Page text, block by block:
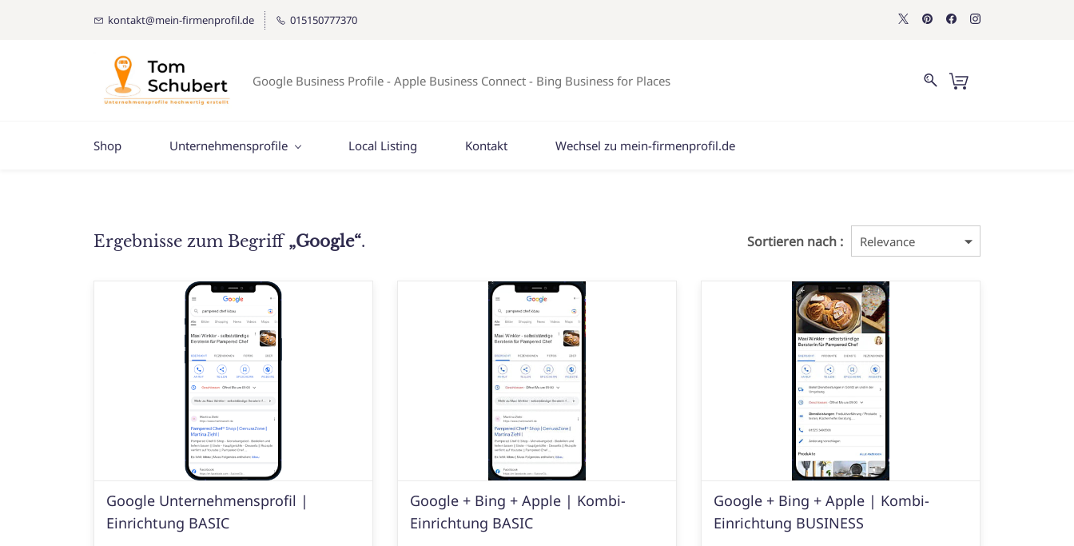
kontakt@mein-firmenprofil.de 015150777370
Google Business Profile - Apple Business Connect - Bing Business for Places
Shop Unternehmensprofile Local Listing Kontakt Wechsel zu mein-firmenprofil.de
Ergebnisse zum Begriff „Google“. Sortieren nach :
Google Unternehmensprofil |
Einrichtung BASIC
Google + Bing + Apple | Kombi-
Einrichtung BASIC
Google + Bing + Apple | Kombi-
Einrichtung BUSINESS